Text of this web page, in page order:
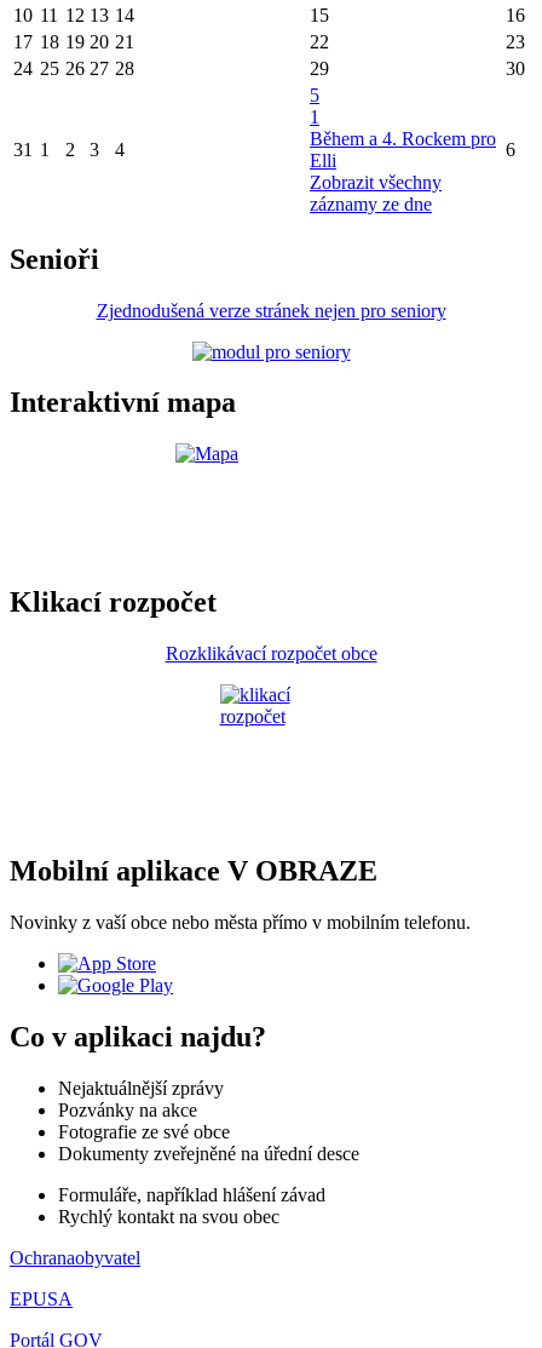
10 11 12 13 14 15
16
17 18 19 20 21 22
23
24 25 26 27 28 29 30
31 1 2 3 4
5
1
Během a 4. Rockem pro
Elli
Zobrazit všechny
záznamy ze dne
6
Senioři
Zjednodušená verze stránek nejen pro seniory
Interaktivní mapa
Klikací rozpočet
Rozklikávací rozpočet obce
Mobilní aplikace V OBRAZE
Novinky z vaší obce nebo města přímo v mobilním telefonu.
Co v aplikaci najdu?
Nejaktuálnější zprávy
Pozvánky na akce
Fotografie ze své obce
Dokumenty zveřejněné na úřední desce
Formuláře, například hlášení závad
Rychlý kontakt na svou obec
Ochranaobyvatel
EPUSA
Portál GOV